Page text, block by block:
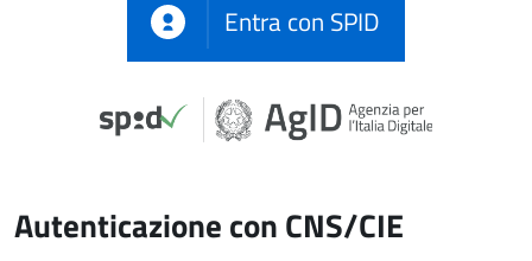
Entra con SPID
Autenticazione con CNS/CIE